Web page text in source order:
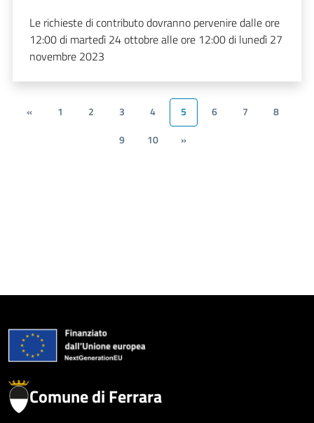
Le richieste di contributo dovranno pervenire dalle ore
12:00 di martedì 24 ottobre alle ore 12:00 di lunedì 27
novembre 2023
« 1 2 3 4 5 6 7
8
9
10 »
Comune di Ferrara